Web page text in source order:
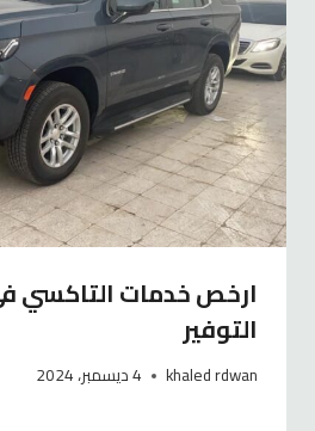
ارخص خدمات التاكسي
التوفير
khaled rdwan 4 ديسمبر، 2024